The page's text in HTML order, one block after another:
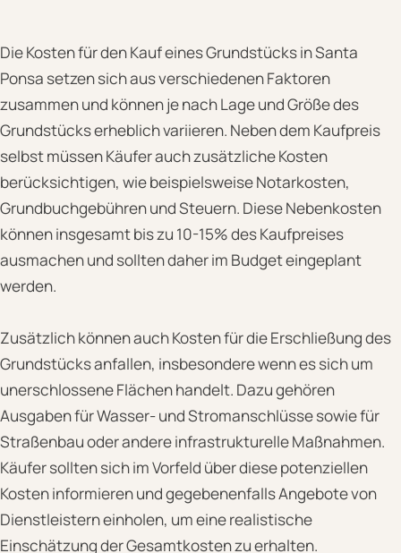
Die Kosten für den Kauf eines Grundstücks in Santa
Ponsa setzen sich aus verschiedenen Faktoren
zusammen und können je nach Lage und Größe des
Grundstücks erheblich variieren. Neben dem Kaufpreis
selbst müssen Käufer auch zusätzliche Kosten
berücksichtigen, wie beispielsweise Notarkosten,
Grundbuchgebühren und Steuern. Diese Nebenkosten
können insgesamt bis zu 10-15% des Kaufpreises
ausmachen und sollten daher im Budget eingeplant
werden.
Zusätzlich können auch Kosten für die Erschließung des
Grundstücks anfallen, insbesondere wenn es sich um
unerschlossene Flächen handelt. Dazu gehören
Ausgaben für Wasser- und Stromanschlüsse sowie für
Straßenbau oder andere infrastrukturelle Maßnahmen.
Käufer sollten sich im Vorfeld über diese potenziellen
Kosten informieren und gegebenenfalls Angebote von
Dienstleistern einholen, um eine realistische
Einschätzung der Gesamtkosten zu erhalten.